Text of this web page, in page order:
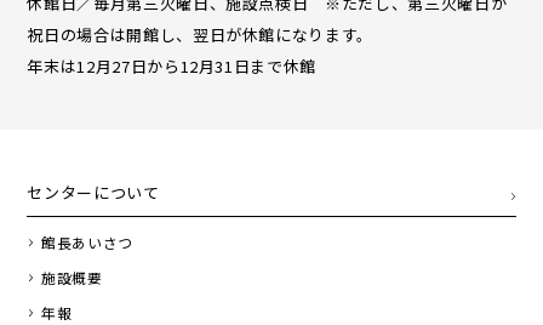
祝日の場合は開館し、翌日が休館になります。
年末は12月27日から12月31日まで休館
センターについて
館長あいさつ
施設概要
年報